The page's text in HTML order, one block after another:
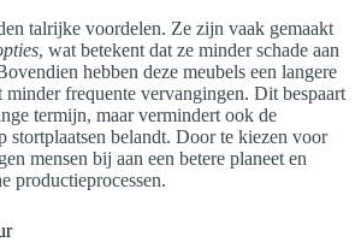
talrijke voordelen. Ze zijn vaak gemaakt
, wat betekent dat ze minder schade aan
hebben deze meubels een langere
frequente vervangingen. Dit bespaart
termijn, maar vermindert ook de
stortplaatsen belandt. Door te kiezen voor
mensen bij aan een betere planeet en
productieprocessen.